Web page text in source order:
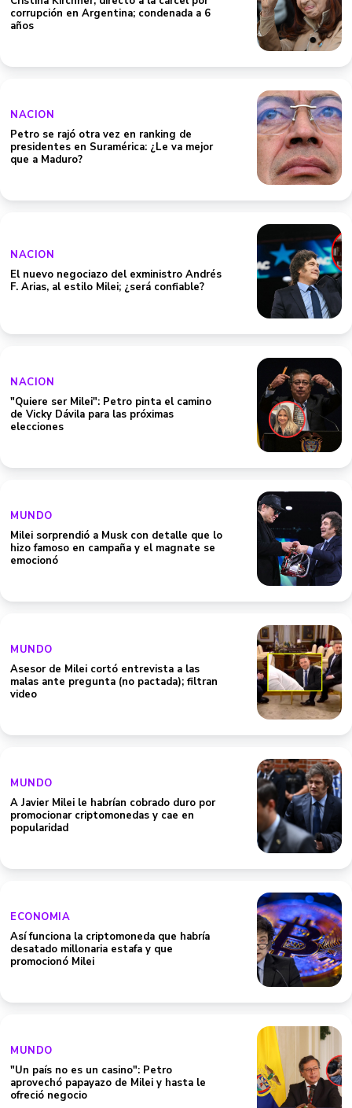
corrupción en Argentina; condenada a 6
años
NACION
Petro se rajó otra vez en ranking de
presidentes en Suramérica: ¿Le va mejor
que a Maduro?
NACION
El nuevo negociazo del exministro Andrés
F. Arias, al estilo Milei; ¿será confiable?
NACION
"Quiere ser Milei": Petro pinta el camino
de Vicky Dávila para las próximas
elecciones
MUNDO
Milei sorprendió a Musk con detalle que lo
hizo famoso en campaña y el magnate se
emocionó
MUNDO
Asesor de Milei cortó entrevista a las
malas ante pregunta (no pactada); filtran
video
MUNDO
A Javier Milei le habrían cobrado duro por
promocionar criptomonedas y cae en
popularidad
ECONOMIA
Así funciona la criptomoneda que habría
desatado millonaria estafa y que
promocionó Milei
MUNDO
"Un país no es un casino": Petro
aprovechó papayazo de Milei y hasta le
ofreció negocio